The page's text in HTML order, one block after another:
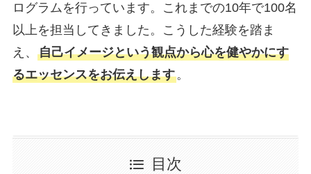
ログラムを行っています。これまでの10年で100名
以上を担当してきました。こうした経験を踏ま
え、 自己イメージという観点から心を健やかにす
るエッセンスをお伝えします。
目次